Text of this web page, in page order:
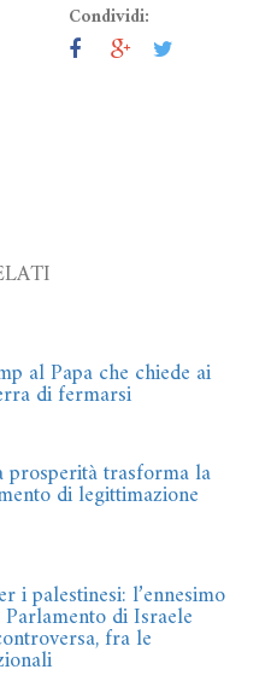
Condividi:
al Papa che chiede ai
di fermarsi
prosperità trasforma la
di legittimazione
i palestinesi: l’ennesimo
di Israele
fra le